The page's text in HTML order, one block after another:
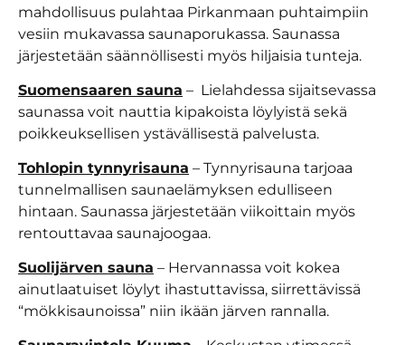
mahdollisuus pulahtaa Pirkanmaan puhtaimpiin
vesiin mukavassa saunaporukassa. Saunassa
järjestetään säännöllisesti myös hiljaisia tunteja.
Suomensaaren sauna – Lielahdessa sijaitsevassa
saunassa voit nauttia kipakoista löylyistä sekä
poikkeuksellisen ystävällisestä palvelusta.
Tohlopin tynnyrisauna – Tynnyrisauna tarjoaa
tunnelmallisen saunaelämyksen edulliseen
hintaan. Saunassa järjestetään viikoittain myös
rentouttavaa saunajoogaa.
Suolijärven sauna – Hervannassa voit kokea
ainutlaatuiset löylyt ihastuttavissa, siirrettävissä
“mökkisaunoissa” niin ikään järven rannalla.